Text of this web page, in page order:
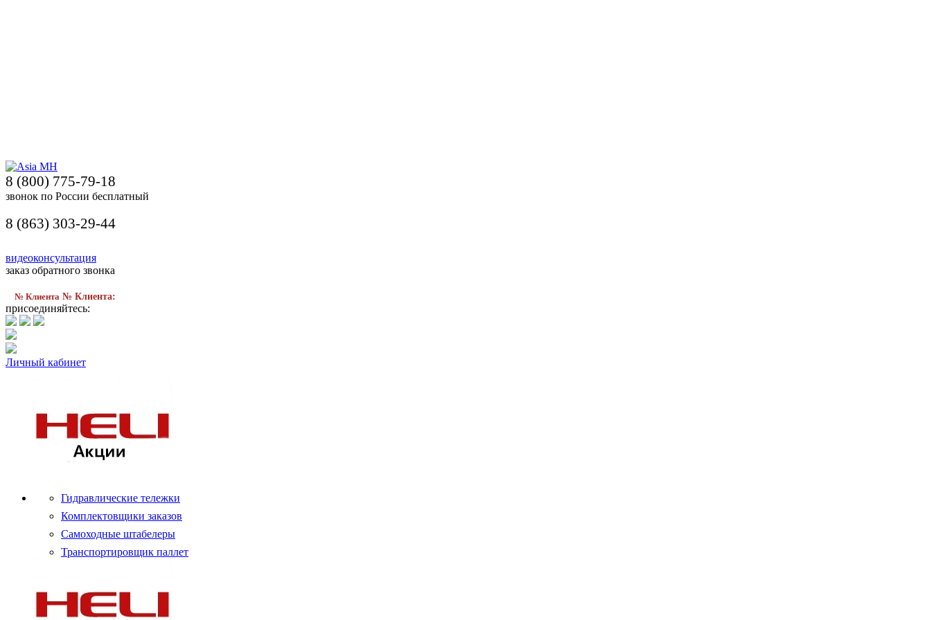
8 (800) 775-79-18
звонок по России бесплатный
8 (863) 303-29-44
видеоконсультация
заказ обратного звонка
№ Клиента № Клиента:
присоединяйтесь:
Личный кабинет
Гидравлические тележки
Комплектовщики заказов
Самоходные штабелеры
Транспортировщик паллет